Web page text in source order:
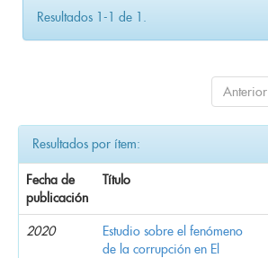
Resultados 1-1 de 1.
Anterior
Resultados por ítem:
Fecha de
publicación
Título
2020
Estudio sobre el fenómeno
de la corrupción en El